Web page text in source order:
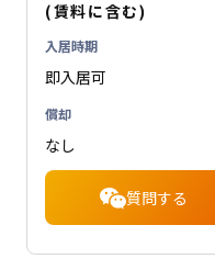
(賃料に含む)
入居時期
即入居可
償却
なし
質問する